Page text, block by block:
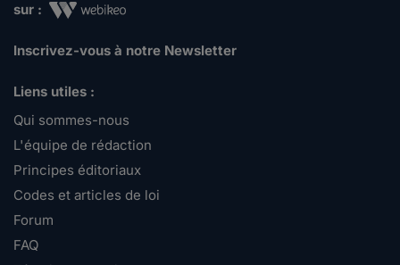
sur :
Inscrivez-vous à notre Newsletter
Liens utiles :
Qui sommes-nous
L'équipe de rédaction
Principes éditoriaux
Codes et articles de loi
Forum
FAQ